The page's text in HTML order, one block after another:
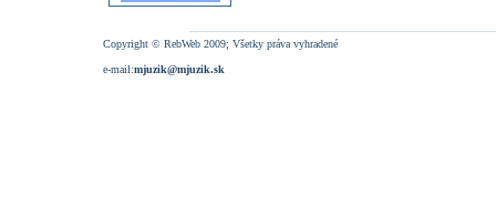
Copyright © RebWeb 2009; Všetky práva vyhradené
e-mail:mjuzik@mjuzik.sk